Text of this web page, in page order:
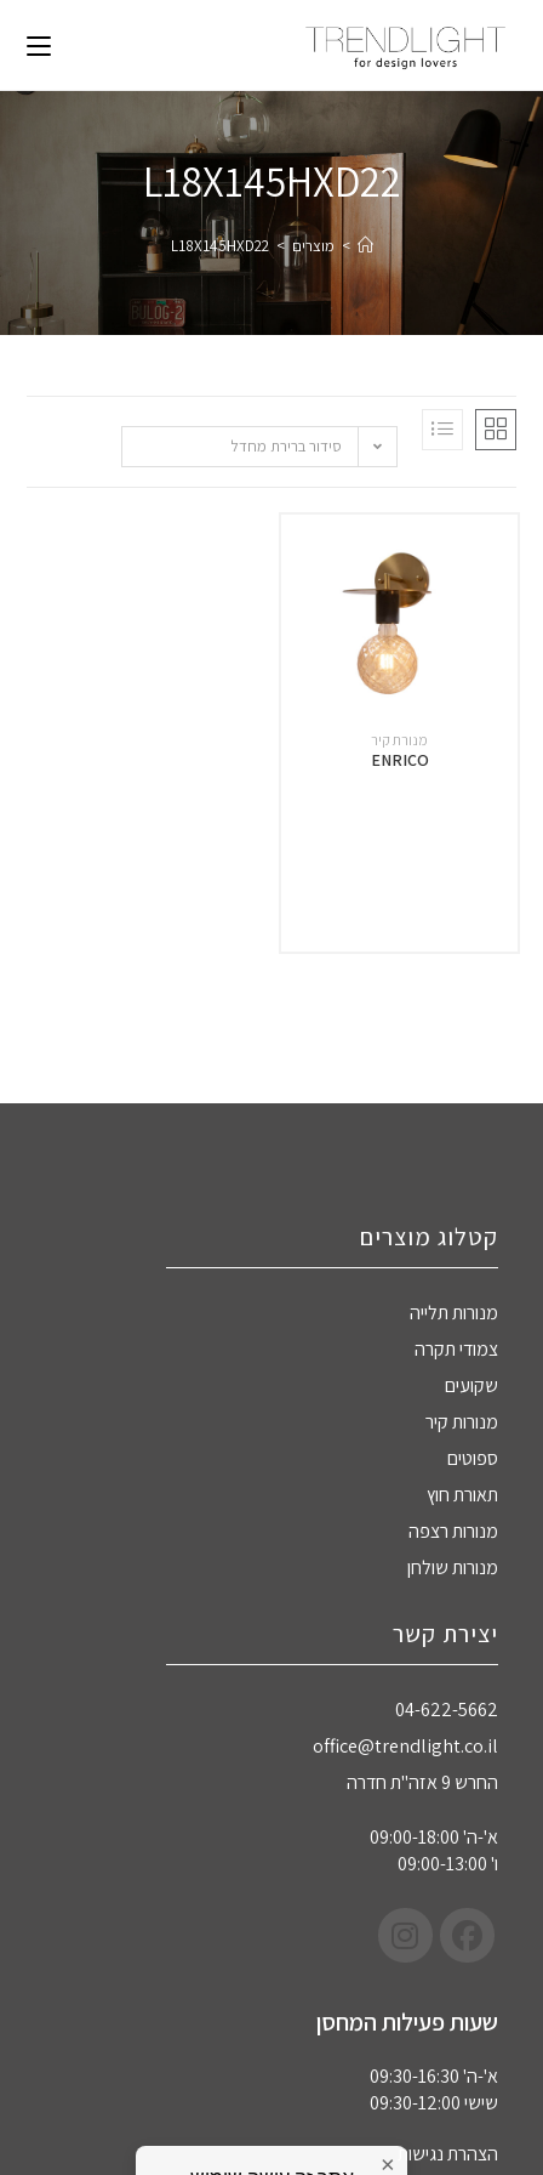
L18X145HXD22
> מוצרים >
L18X145HXD22
סידור ברירת מחדל
מנורת קיר
ENRICO
קטלוג מוצרים
מנורות תלייה
צמודי תקרה
שקועים
מנורות קיר
ספוטים
תאורת חוץ
מנורות רצפה
מנורות שולחן
יצירת קשר
04-622-5662‏
office@trendlight.co.il
החרש 9 אזה"ת חדרה
א'-ה' 09:00-18:00
ו' 09:00-13:00
שעות פעילות המחסן
א'-ה' 09:30-16:30
שישי 09:30-12:00
הצהרת נגישות×